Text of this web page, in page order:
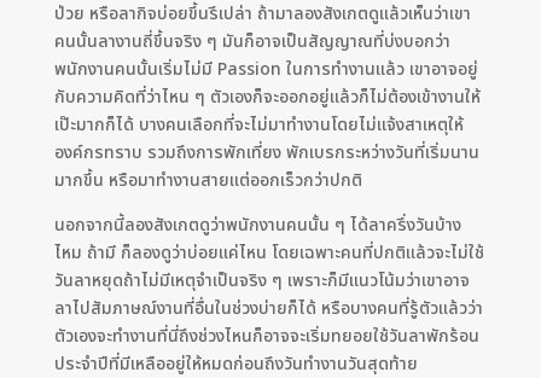
ป่วย หรือลากิจบ่อยขึ้นรึเปล่า ถ้ามาลองสังเกตดูแล้วเห็นว่าเขา
คนนั้นลางานถี่ขึ้นจริง ๆ มันก็อาจเป็นสัญญาณที่บ่งบอกว่า
พนักงานคนนั้นเริ่มไม่มี Passion ในการทำงานแล้ว เขาอาจอยู่
กับความคิดที่ว่าไหน ๆ ตัวเองก็จะออกอยู่แล้วก็ไม่ต้องเข้างานให้
เป๊ะมากก็ได้ บางคนเลือกที่จะไม่มาทำงานโดยไม่แจ้งสาเหตุให้
องค์กรทราบ รวมถึงการพักเที่ยง พักเบรกระหว่างวันที่เริ่มนาน
มากขึ้น หรือมาทำงานสายแต่ออกเร็วกว่าปกติ
นอกจากนี้ลองสังเกตดูว่าพนักงานคนนั้น ๆ ได้ลาครึ่งวันบ้าง
ไหม ถ้ามี ก็ลองดูว่าบ่อยแค่ไหน โดยเฉพาะคนที่ปกติแล้วจะไม่ใช้
วันลาหยุดถ้าไม่มีเหตุจำเป็นจริง ๆ เพราะก็มีแนวโน้มว่าเขาอาจ
ลาไปสัมภาษณ์งานที่อื่นในช่วงบ่ายก็ได้ หรือบางคนที่รู้ตัวแล้วว่า
ตัวเองจะทำงานที่นี่ถึงช่วงไหนก็อาจจะเริ่มทยอยใช้วันลาพักร้อน
ประจำปีที่มีเหลืออยู่ให้หมดก่อนถึงวันทำงานวันสุดท้าย